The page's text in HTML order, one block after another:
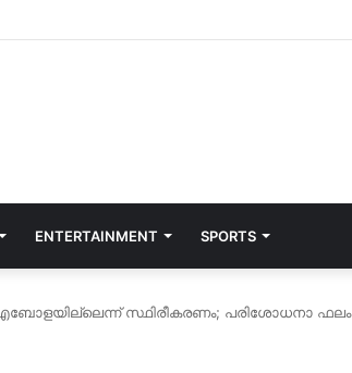
ENTERTAINMENT SPORTS
സ്ഥിരീകരണം; പരിശോധനാ ഫലം